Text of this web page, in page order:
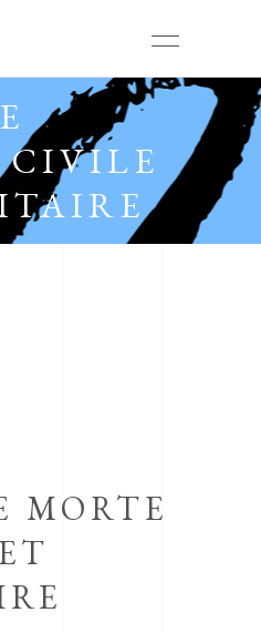
CIVILE
MORTE